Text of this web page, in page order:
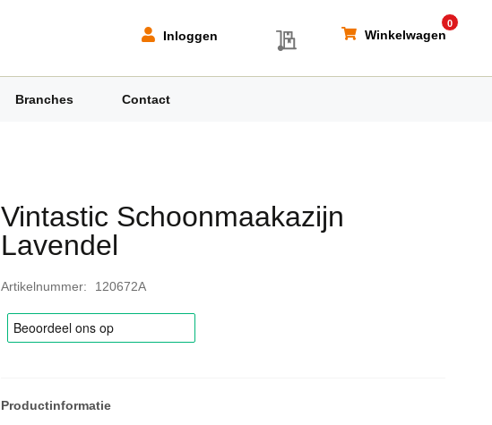
Winkelwagen
0
My Quote
Inloggen
Branches Contact
Vintastic Schoonmaakazijn
Lavendel
Artikelnummer 120672A